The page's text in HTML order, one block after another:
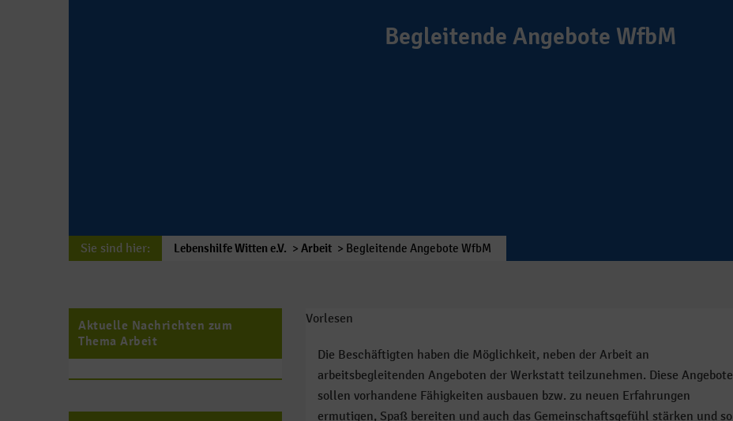
Begleitende Angebote WfbM
Sie sind hier: Lebenshilfe Witten e.V. > Arbeit > Begleitende Angebote WfbM
Aktuelle Nachrichten zum
Thema Arbeit
Vorlesen
Die Beschäftigten haben die Möglichkeit, neben der Arbeit an
arbeitsbegleitenden Angeboten der Werkstatt teilzunehmen. Diese Angebote
sollen vorhandene Fähigkeiten ausbauen bzw. zu neuen Erfahrungen
ermutigen, Spaß bereiten und auch das Gemeinschaftsgefühl stärken und so